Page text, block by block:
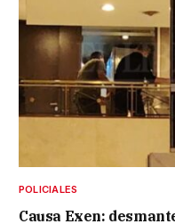
POLICIALES
Causa Exen: